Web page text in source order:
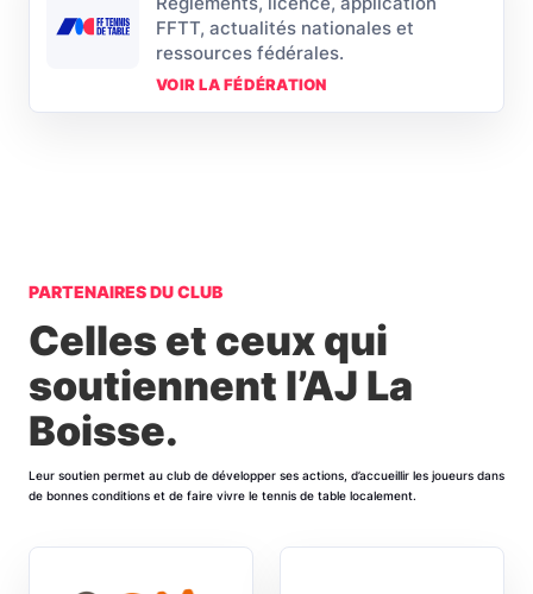
FFTT, actualités nationales et
ressources fédérales.
VOIR LA FÉDÉRATION
PARTENAIRES DU CLUB
Celles et ceux qui
soutiennent l’AJ La
Boisse.
Leur soutien permet au club de développer ses actions, d’accueillir les joueurs dans
de bonnes conditions et de faire vivre le tennis de table localement.